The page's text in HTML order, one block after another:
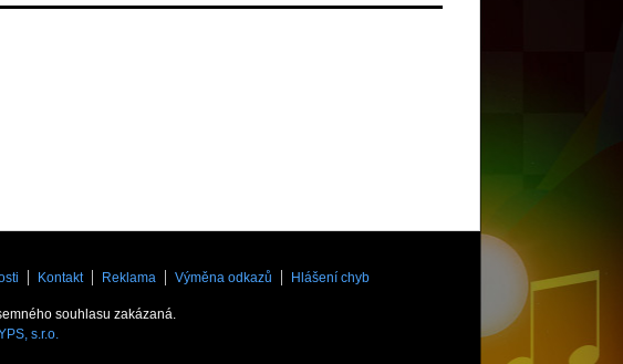
Kontakt Reklama Výměna odkazů Hlášení chyb
souhlasu zakázaná.
s.r.o.